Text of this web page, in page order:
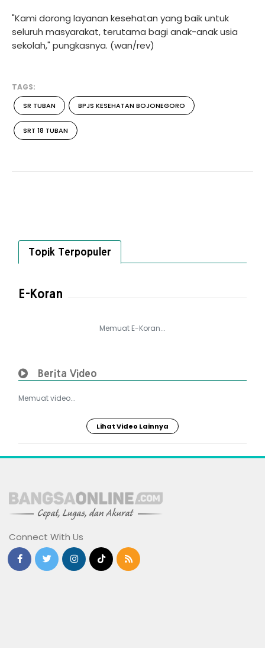
"Kami dorong layanan kesehatan yang baik untuk
seluruh masyarakat, terutama bagi anak-anak usia
sekolah," pungkasnya. (wan/rev)
TAGS:
SR TUBAN BPJS KESEHATAN BOJONEGORO
SRT 18 TUBAN
Topik Terpopuler
E-Koran
Memuat E-Koran...
Berita Video
Memuat video...
Lihat Video Lainnya
Connect With Us